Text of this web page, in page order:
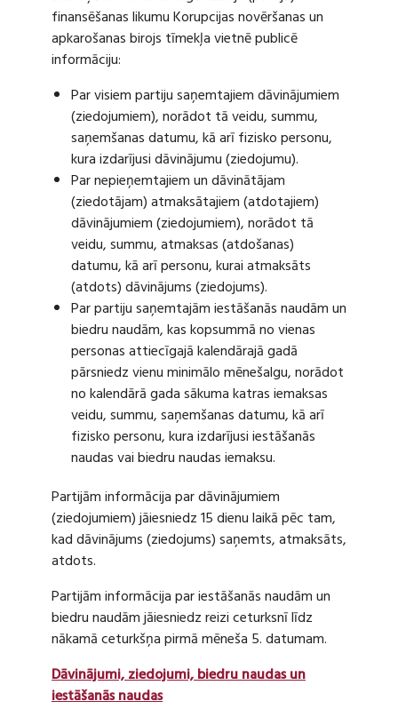
finansēšanas likumu Korupcijas novēršanas un
apkarošanas birojs tīmekļa vietnē publicē
informāciju:
Par visiem partiju saņemtajiem dāvinājumiem
(ziedojumiem), norādot tā veidu, summu,
saņemšanas datumu, kā arī fizisko personu,
kura izdarījusi dāvinājumu (ziedojumu).
Par nepieņemtajiem un dāvinātājam
(ziedotājam) atmaksātajiem (atdotajiem)
dāvinājumiem (ziedojumiem), norādot tā
veidu, summu, atmaksas (atdošanas)
datumu, kā arī personu, kurai atmaksāts
(atdots) dāvinājums (ziedojums).
Par partiju saņemtajām iestāšanās naudām un
biedru naudām, kas kopsummā no vienas
personas attiecīgajā kalendārajā gadā
pārsniedz vienu minimālo mēnešalgu, norādot
no kalendārā gada sākuma katras iemaksas
veidu, summu, saņemšanas datumu, kā arī
fizisko personu, kura izdarījusi iestāšanās
naudas vai biedru naudas iemaksu.
Partijām informācija par dāvinājumiem
(ziedojumiem) jāiesniedz 15 dienu laikā pēc tam,
kad dāvinājums (ziedojums) saņemts, atmaksāts,
atdots.
Partijām informācija par iestāšanās naudām un
biedru naudām jāiesniedz reizi ceturksnī līdz
nākamā ceturkšņa pirmā mēneša 5. datumam.
Dāvinājumi, ziedojumi, biedru naudas un
iestāšanās naudas